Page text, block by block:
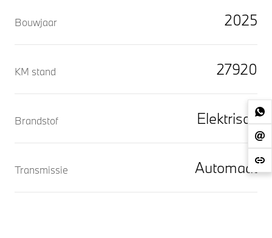
2025
Bouwjaar
27920
KM stand
Elektrisch
Brandstof
Automaat
Transmissie